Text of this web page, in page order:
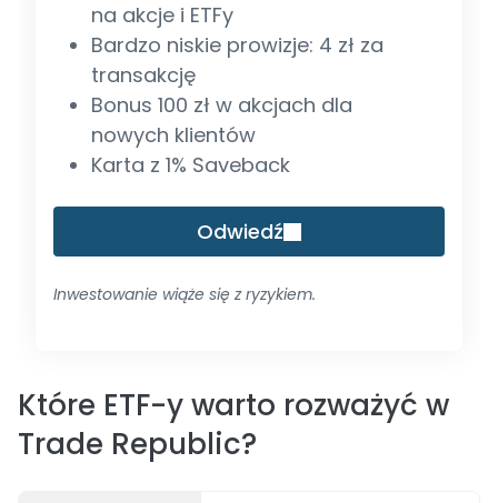
na akcje i ETFy
Bardzo niskie prowizje: 4 zł za
transakcję
Bonus 100 zł w akcjach dla
nowych klientów
Karta z 1% Saveback
Odwiedź
Inwestowanie wiąże się z ryzykiem.
Które ETF-y warto rozważyć w
Trade Republic?